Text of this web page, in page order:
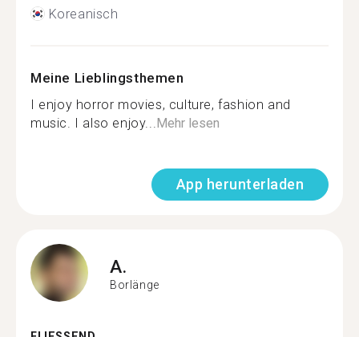
Koreanisch
Meine Lieblingsthemen
I enjoy horror movies, culture, fashion and
music. I also enjoy... Mehr lesen
App herunterladen
A.
Borlänge